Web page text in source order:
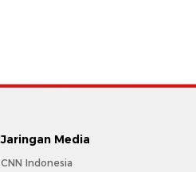
Jaringan Media
CNN Indonesia